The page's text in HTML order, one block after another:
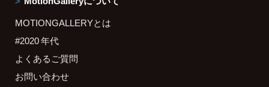
MOTIONGALLERYとは
#2020 年代
よくあるご質問
お問い合わせ